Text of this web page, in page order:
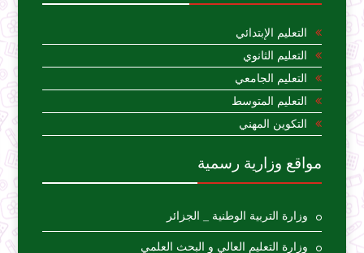
التعليم الإبتدائي
التعليم الثانوي
التعليم الجامعي
التعليم المتوسط
التكوين المهني
مواقع وزارية رسمية
وزارة التربية الوطنية _ الجزائر
وزارة التعليم العالي و البحث العلمي